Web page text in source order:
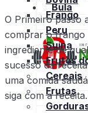
Bula
Frango
Peru
Suína
Frutos
Cereais
Frutas
O Primeiro passo
comprar o frango
ingrediente de
sucesso da
uma comida
siga com a receita.